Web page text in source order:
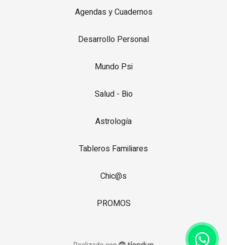
Agendas y Cuadernos
Desarrollo Personal
Mundo Psi
Salud - Bio
Astrología
Tableros Familiares
Chic@s
PROMOS